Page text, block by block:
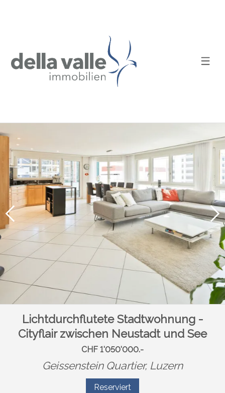
Lichtdurchflutete Stadtwohnung -
Cityflair zwischen Neustadt und See
CHF 1'050'000.-
Geissenstein Quartier, Luzern
Reserviert